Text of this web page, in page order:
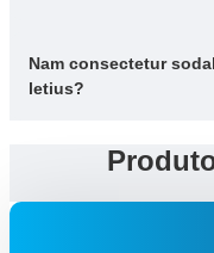
Nam consectetur
letius?